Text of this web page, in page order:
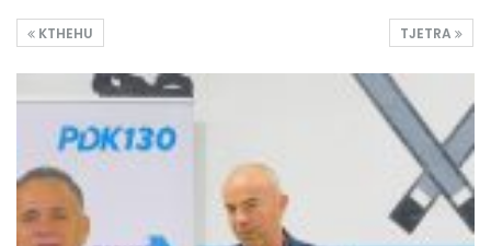
TJETRA
KTHEHU